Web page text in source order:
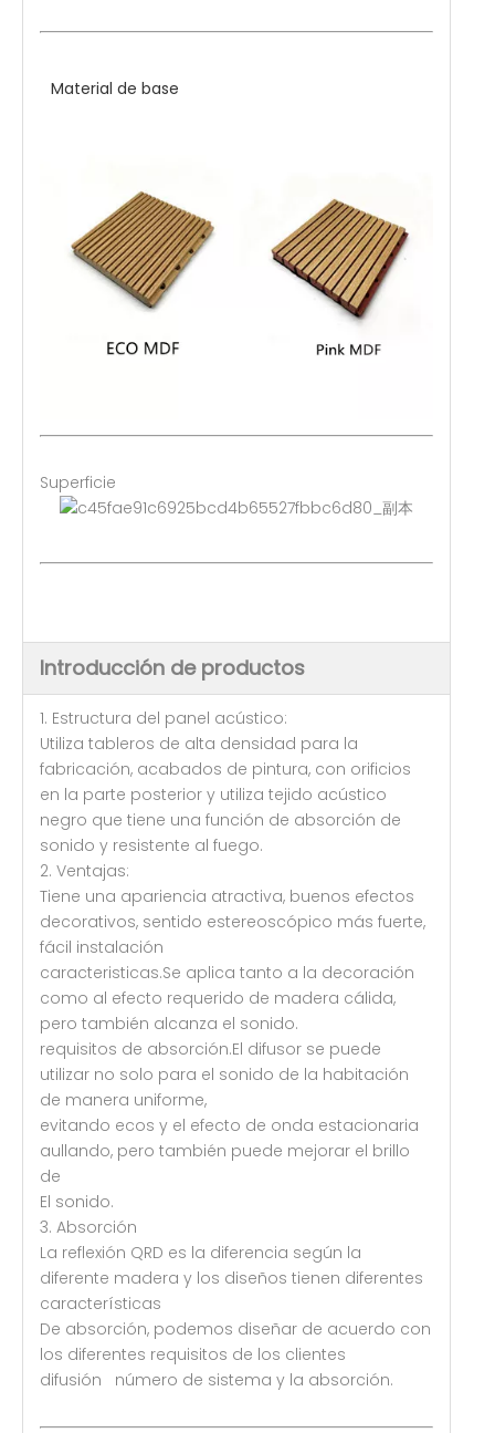
Material de base
Superficie
Introducción de productos
1. Estructura del panel acústico:
Utiliza tableros de alta densidad para la
fabricación, acabados de pintura, con orificios
en la parte posterior y utiliza tejido acústico
negro que tiene una función de absorción de
sonido y resistente al fuego.
2. Ventajas:
Tiene una apariencia atractiva, buenos efectos
decorativos, sentido estereoscópico más fuerte,
fácil instalación
caracteristicas.Se aplica tanto a la decoración
como al efecto requerido de madera cálida,
pero también alcanza el sonido.
requisitos de absorción.El difusor se puede
utilizar no solo para el sonido de la habitación
de manera uniforme,
evitando ecos y el efecto de onda estacionaria
aullando, pero también puede mejorar el brillo
de
El sonido.
3. Absorción
La reflexión QRD es la diferencia según la
diferente madera y los diseños tienen diferentes
características
De absorción, podemos diseñar de acuerdo con
los diferentes requisitos de los clientes
difusión número de sistema y la absorción.